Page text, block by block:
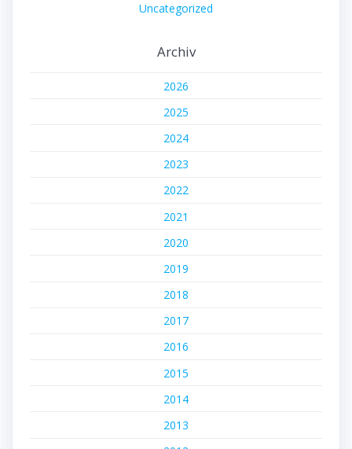
Uncategorized
Archiv
2026
2025
2024
2023
2022
2021
2020
2019
2018
2017
2016
2015
2014
2013